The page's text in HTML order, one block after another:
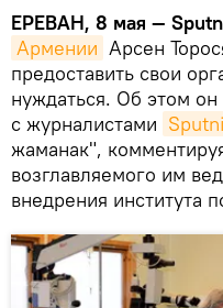
ЕРЕВАН, 8 мая —
Армении Арсен
предоставить свои
нуждаться. Об этом он
с журналистами
жаманак",
возглавляемого им
внедрения института